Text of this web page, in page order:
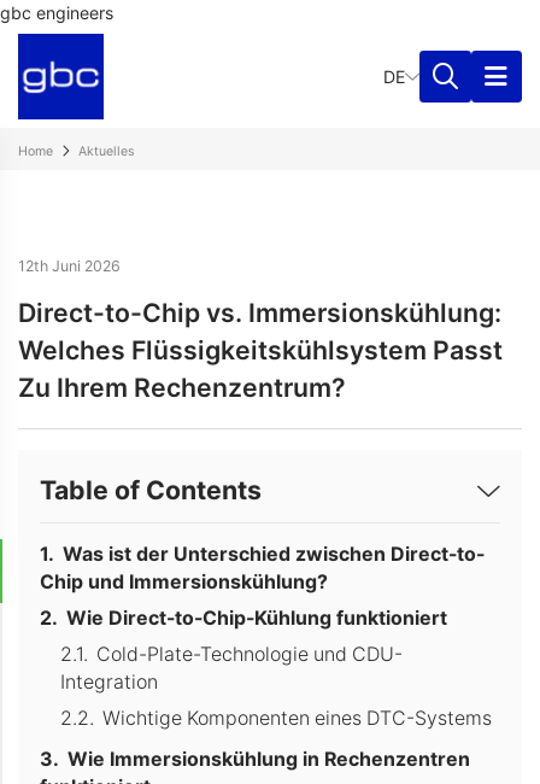
gbc engineers
DE
Home Aktuelles
12th Juni 2026
Direct-to-Chip vs. Immersionskühlung:
Welches Flüssigkeitskühlsystem Passt
Zu Ihrem Rechenzentrum?
Table of Contents
Was ist der Unterschied zwischen Direct-to-
Chip und Immersionskühlung?
Wie Direct-to-Chip-Kühlung funktioniert
Cold-Plate-Technologie und CDU-
Integration
Wichtige Komponenten eines DTC-Systems
Wie Immersionskühlung in Rechenzentren